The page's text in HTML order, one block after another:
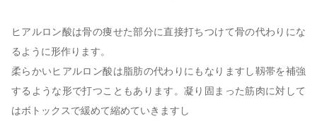
ヒアルロン酸は骨の痩せた部分に直接打ちつけて骨の代わりにな
るように形作ります。
柔らかいヒアルロン酸は脂肪の代わりにもなりますし靱帯を補強
するような形で打つこともあります。凝り固まった筋肉に対して
はボトックスで緩めて縮めていきますし